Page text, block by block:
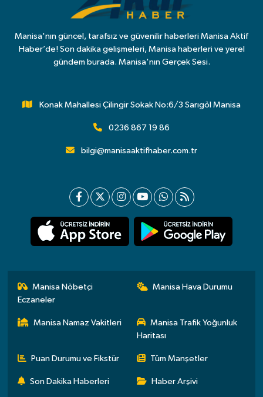
Manisa'nın güncel, tarafsız ve güvenilir haberleri Manisa Aktif
Haber’de! Son dakika gelişmeleri, Manisa haberleri ve yerel
gündem burada. Manisa'nın Gerçek Sesi.
Konak Mahallesi Çilingir Sokak No:6/3 Sarıgöl Manisa
0236 867 19 86
bilgi@manisaaktifhaber.com.tr
Manisa Nöbetçi
Eczaneler
Manisa Hava Durumu
Manisa Namaz Vakitleri
Manisa Trafik Yoğunluk
Haritası
Puan Durumu ve Fikstür Tüm Manşetler
Son Dakika Haberleri Haber Arşivi